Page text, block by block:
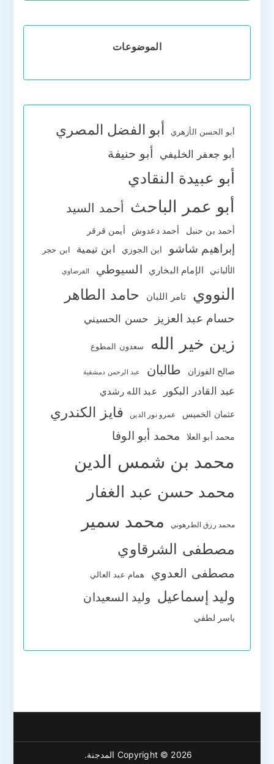
الموضوعات
أبو الحسن الأزهري أبو الفضل المصري
أبو جعفر الخليفي أبو حنيفة
أبو عبيدة النقادي
أبو عمر الباحث أحمد السيد
أحمد بن حنبل أحمد دعدوش أيمن قرقر
إبراهيم شاشو ابن الجوزي ابن تيمية ابن حجر
الألباني الإمام البخاري السيوطي القرضاوي
النووي تامر اللبان حامد الطاهر
حسام عبد العزيز حسن الحسيني
زين خير الله سعدون المطوع
صالح الفوزان طالبان عبد الرحمن دمشقية
عبد القادر البكور عبد الله رشدي
عثمان الخميس عمرو نور الدين فايز الكندري
محمد أبو العلا محمد أبو الوفا
محمد بن شمس الدين
محمد حسن عبد الغفار
محمد رزق الطرهوني محمد سمير
مصطفى الشرقاوي
مصطفى العدوي همام عبد العالي
وليد إسماعيل وليد السعيدان
ياسر لطفي
Copyright © 2026 المدجنة.